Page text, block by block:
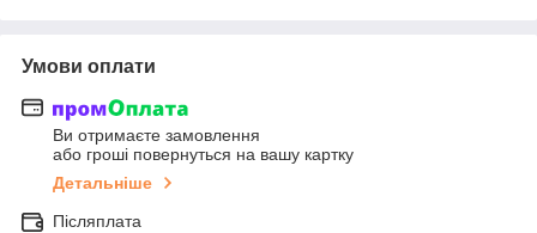
Умови оплати
Ви отримаєте замовлення
або гроші повернуться на вашу картку
Детальніше
Післяплата